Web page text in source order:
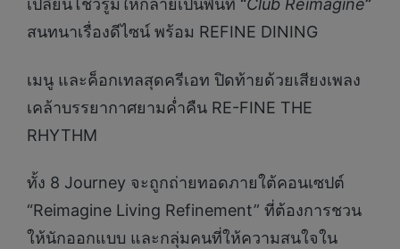
เปลี่ยนโชว์รูมให้กลายเป็นพื้นที่ “Club Reimagine”
สนทนาเรื่องดีไซน์ พร้อม REFINE DINING
เมนู และค็อกเทลสุดครีเอท ปิดท้ายด้วยเสียงเพลง
เคล้าบรรยากาศยามค่ำคืน RE-FINE THE
RHYTHM
ทั้ง 8 Journey จะถูกถ่ายทอดภายใต้คอนเซปต์
“Reimagine Living Refinement” ที่ต้องการชวน
ให้นักออกแบบ และกลุ่มคนที่ให้ความสนใจใน